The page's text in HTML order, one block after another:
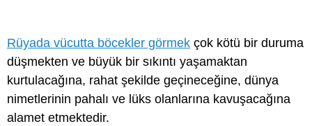
Rüyada vücutta böcekler görmek çok kötü bir duruma
düşmekten ve büyük bir sıkıntı yaşamaktan
kurtulacağına, rahat şekilde geçineceğine, dünya
nimetlerinin pahalı ve lüks olanlarına kavuşacağına
alamet etmektedir.